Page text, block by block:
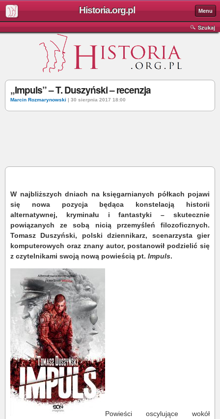
Historia.org.pl Menu
Szukaj
„Impuls” – T. Duszyński – recenzja
Marcin Rozmarynowski | 30 sierpnia 2017 18:00
W najbliższych dniach na księgarnianych półkach pojawi
się nowa pozycja będąca konstelacją historii
alternatywnej, kryminału i fantastyki – skutecznie
powiązanych ze sobą nicią przemyśleń filozoficznych.
Tomasz Duszyński, polski dziennikarz, scenarzysta gier
komputerowych oraz znany autor, postanowił podzielić się
z czytelnikami swoją nową powieścią pt. Impuls.
Powieści oscylujące wokół